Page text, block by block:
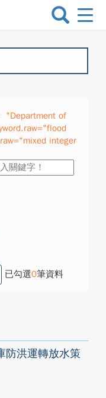
選
換
"Department of
integer
已勾選0筆資料
防洪運轉放水策